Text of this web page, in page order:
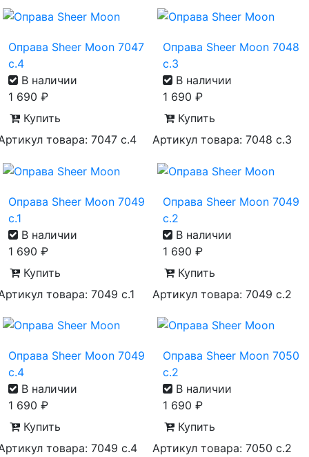
Оправа Sheer Moon 7047
с.4
В наличии
1 690 ₽
Купить
товара: 7047 с.4
Оправа Sheer Moon 7048
с.3
В наличии
1 690 ₽
Купить
Артикул товара: 7048 с.3
Оправа Sheer Moon 7049
с.1
В наличии
1 690 ₽
Купить
товара: 7049 с.1
Оправа Sheer Moon 7049
с.2
В наличии
1 690 ₽
Купить
Артикул товара: 7049 с.2
Оправа Sheer Moon 7049
с.4
В наличии
1 690 ₽
Купить
товара: 7049 с.4
Оправа Sheer Moon 7050
с.2
В наличии
1 690 ₽
Купить
Артикул товара: 7050 с.2